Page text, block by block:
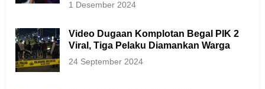
1 Desember 2024
Video Dugaan Komplotan Begal PIK 2
Viral, Tiga Pelaku Diamankan Warga
24 September 2024